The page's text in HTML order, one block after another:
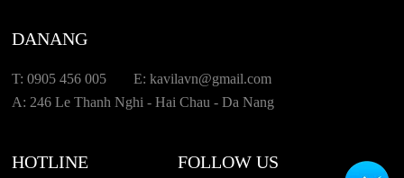
DANANG
T: 0905 456 005
E: kavilavn@gmail.com
A: 246 Le Thanh Nghi - Hai Chau - Da Nang
HOTLINE FOLLOW US